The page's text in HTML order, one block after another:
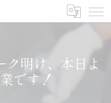
ク明け、本日よ
です！